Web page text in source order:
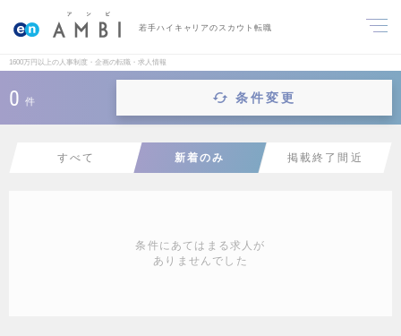
若手ハイキャリアのスカウト転職
1600万円以上の人事制度・企画の転職・求人情報
0 件 条件変更
すべて 新着のみ 掲載終了間近
条件にあてはまる求人が
ありませんでした